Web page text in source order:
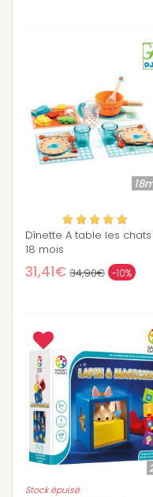
Dînette A table les chats
18 mois
31,41€ 34,90€ -10%
Stock épuisé